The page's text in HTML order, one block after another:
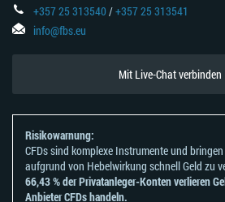
+357 25 313540/+357 25 313541
info@fbs.eu
Mit Live-Chat verbinden
Risikowarnung:
CFDs sind komplexe Instrumente und
aufgrund von Hebelwirkung schnell Geld zu
66,43 % der Privatanleger-Konten verlieren
Anbieter CFDs handeln.